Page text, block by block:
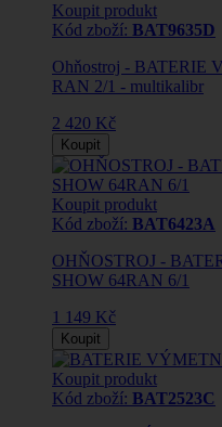
Koupit produkt
Kód zboží: BAT9635D
Ohňostroj - BATERIE
RAN 2/1 - multikalibr
2 420 Kč
Koupit
Koupit produkt
Kód zboží: BAT6423A
OHŇOSTROJ -
SHOW 64RAN 6/1
1 149 Kč
Koupit
Koupit produkt
Kód zboží: BAT2523C